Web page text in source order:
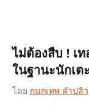
ไม่ต้องสืบ ! เ
ในฐานะนักเต
โดย กนกเทพ คำปลิว